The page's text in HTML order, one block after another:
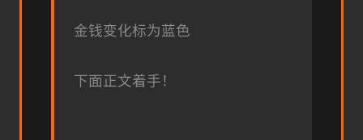
金钱变化标为蓝色
下面正文着手！